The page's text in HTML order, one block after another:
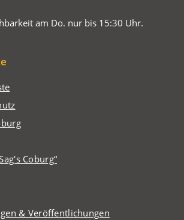
am Do. nur bis 15:30 Uhr.
Coburg“
& Veröffentlichungen